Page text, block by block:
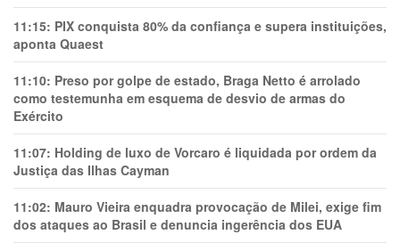
11:15: PIX conquista 80% da confiança e supera instituições,
aponta Quaest
11:10: Preso por golpe de estado, Braga Netto é arrolado
como testemunha em esquema de desvio de armas do
Exército
11:07: Holding de luxo de Vorcaro é liquidada por ordem da
Justiça das Ilhas Cayman
11:02: Mauro Vieira enquadra provocação de Milei, exige fim
dos ataques ao Brasil e denuncia ingerência dos EUA